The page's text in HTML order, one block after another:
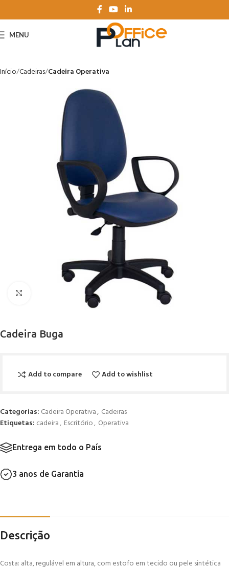
MENU
Início Cadeiras Cadeira Operativa
Cadeira Buga
Add to compare Add to wishlist
Categorias: Cadeira Operativa, Cadeiras
Etiquetas: cadeira, Escritório, Operativa
Entrega em todo o País
3 anos de Garantia
Descrição
Costa: alta, regulável em altura, com estofo em tecido ou pele sintética